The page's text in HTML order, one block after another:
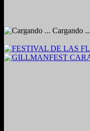
Cargando ...